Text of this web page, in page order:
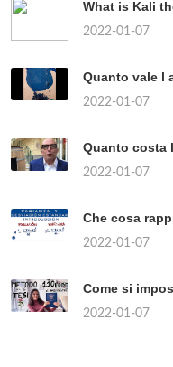
What is Kali
2022-01-07
Quanto vale l
2022-01-07
Quanto costa
2022-01-07
Che cosa
2022-01-07
Come si
2022-01-07